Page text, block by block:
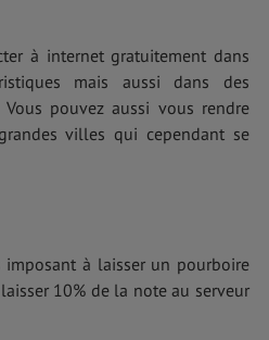
à internet gratuitement dans
mais aussi dans des
pouvez aussi vous rendre
villes qui cependant se
imposant à laisser un pourboire
10% de la note au serveur